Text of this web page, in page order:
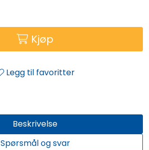
Kjøp
Legg til favoritter
Beskrivelse
Spørsmål og svar